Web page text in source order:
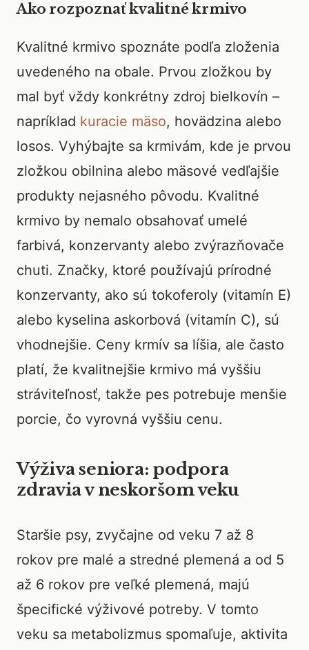
Ako rozpoznať kvalitné krmivo
Kvalitné krmivo spoznáte podľa zloženia
uvedeného na obale. Prvou zložkou by
mal byť vždy konkrétny zdroj bielkovín –
napríklad kuracie mäso, hovädzina alebo
losos. Vyhýbajte sa krmivám, kde je prvou
zložkou obilnina alebo mäsové vedľajšie
produkty nejasného pôvodu. Kvalitné
krmivo by nemalo obsahovať umelé
farbivá, konzervanty alebo zvýrazňovače
chuti. Značky, ktoré používajú prírodné
konzervanty, ako sú tokoferoly (vitamín E)
alebo kyselina askorbová (vitamín C), sú
vhodnejšie. Ceny krmív sa líšia, ale často
platí, že kvalitnejšie krmivo má vyššiu
stráviteľnosť, takže pes potrebuje menšie
porcie, čo vyrovná vyššiu cenu.
Výživa seniora: podpora
zdravia v neskoršom veku
Staršie psy, zvyčajne od veku 7 až 8
rokov pre malé a stredné plemená a od 5
až 6 rokov pre veľké plemená, majú
špecifické výživové potreby. V tomto
veku sa metabolizmus spomaľuje, aktivita